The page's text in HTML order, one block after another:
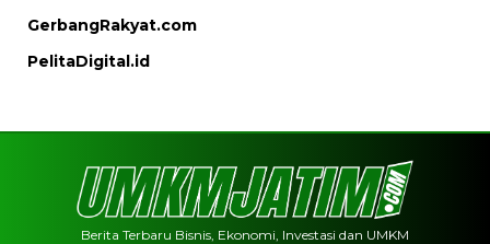
GerbangRakyat.com
PelitaDigital.id
Berita Terbaru Bisnis, Ekonomi, Investasi dan UMKM